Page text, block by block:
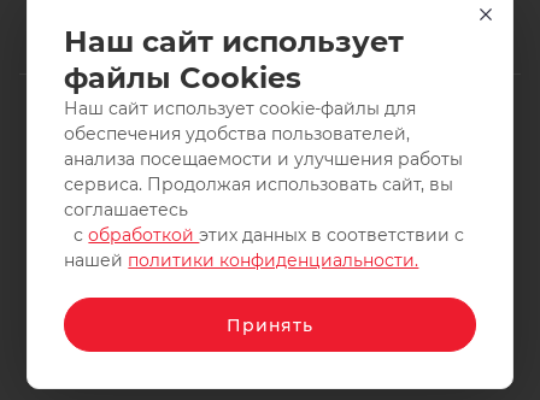
2011-2026 © интернет-магазин спортивных товаров
ВелоСаратов. Не является публичной офертой. Все права
защищены. Заимствование материалов и фотографий
запрещено.
Наш сайт использует
файлы Cookies
Наш сайт использует cookie-файлы для
обеспечения удобства пользователей,
анализа посещаемости и улучшения работы
сервиса. Продолжая использовать сайт, вы
соглашаетесь
собработкойэтих данных в соответствии с
нашей политики конфиденциальности.
Принять